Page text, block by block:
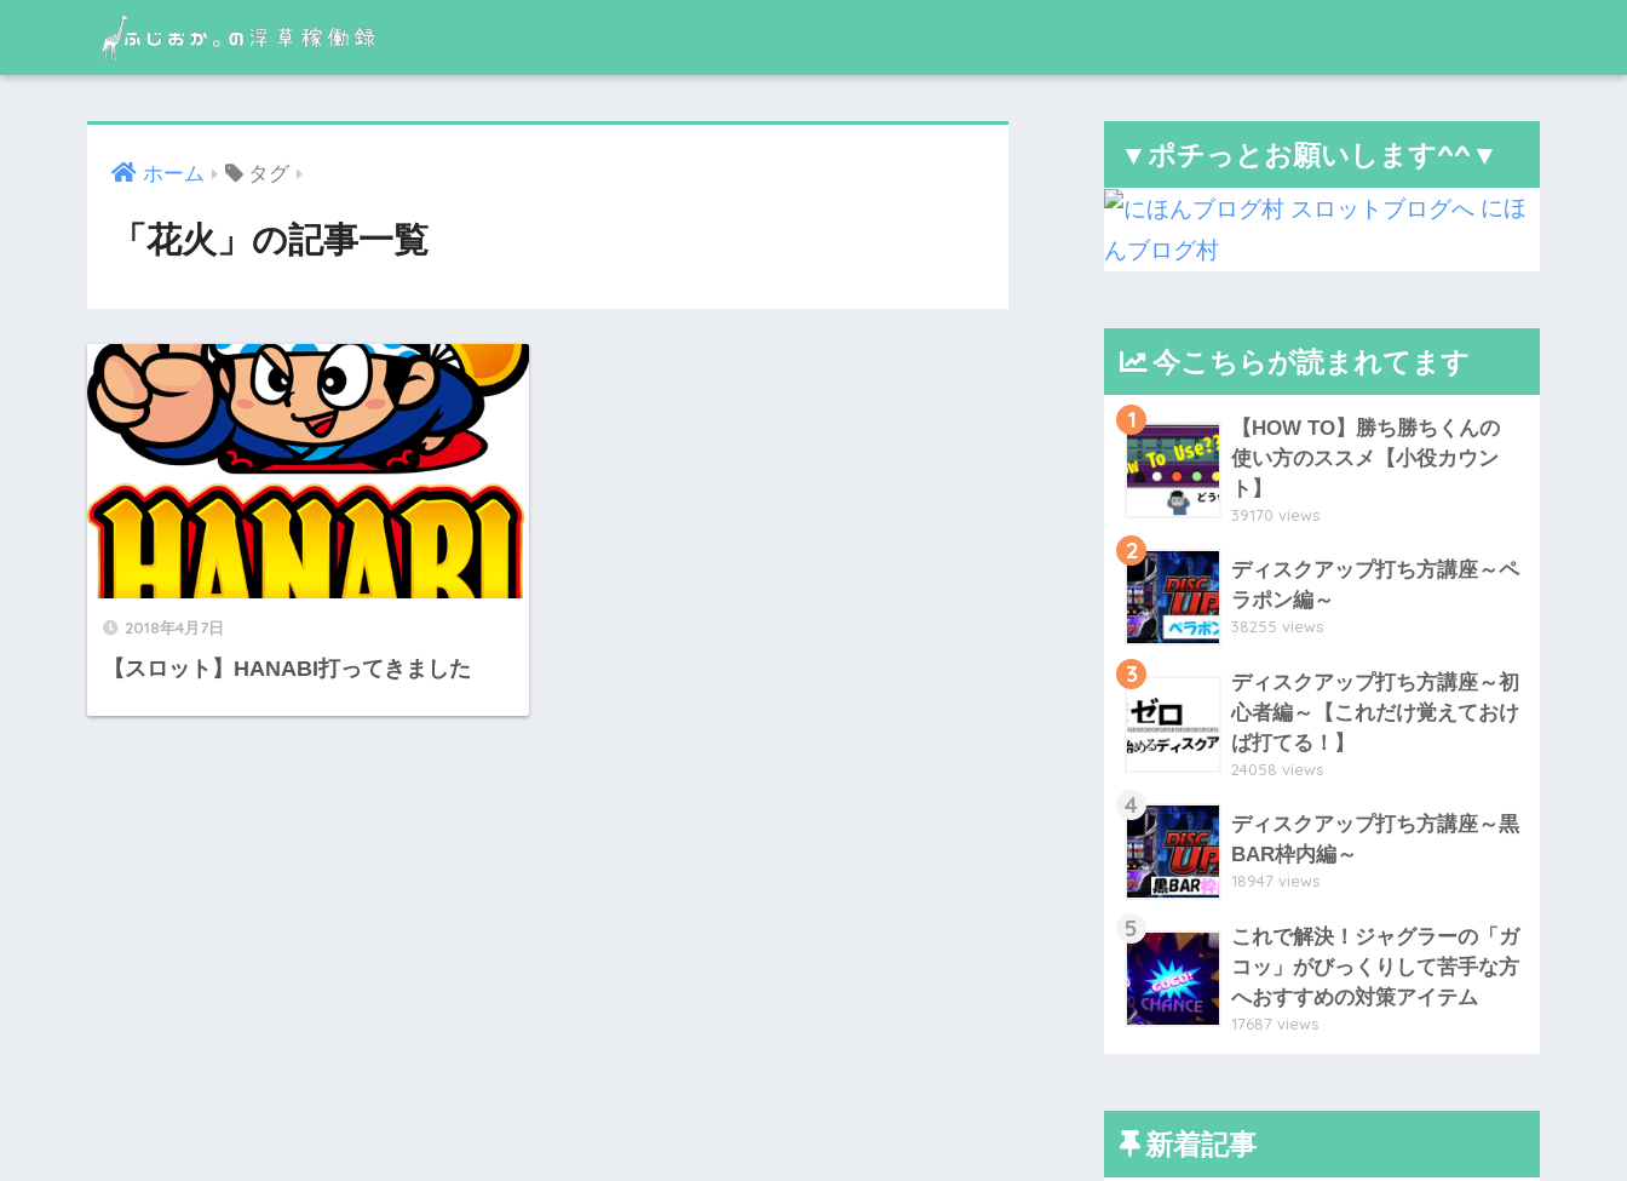
ホーム タグ
「花火」の記事一覧
2018年4月7日
【スロット】HANABI打ってきました
▼ポチっとお願いします^^▼
にほ
んブログ村
今こちらが読まれてます
1
【HOW TO】勝ち勝ちくんの
使い方のススメ【小役カウン
ト】
39170 views
2
ディスクアップ打ち方講座～ペ
ラポン編～
38255 views
3
ディスクアップ打ち方講座～初
心者編～【これだけ覚えておけ
ば打てる！】
24058 views
4
ディスクアップ打ち方講座～黒
BAR枠内編～
18947 views
5
これで解決！ジャグラーの「ガ
コッ」がびっくりして苦手な方
へおすすめの対策アイテム
17687 views
新着記事